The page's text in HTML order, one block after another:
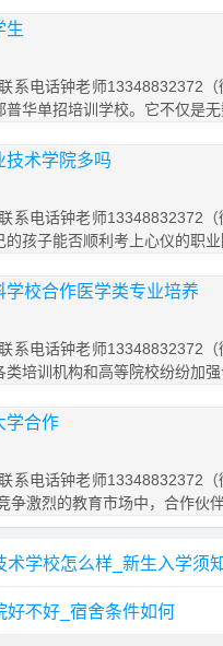
生
系电话钟老师13348832372（
华单招培训学校。它不仅是
技术学院多吗
系电话钟老师13348832372
孩子能否顺利考上心仪的职
校合作医学类专业培养
系电话钟老师13348832372
培训机构和高等院校纷纷加
学合作
系电话钟老师13348832372
争激烈的教育市场中，合作伙
术学校怎么样_新生入学须
好不好_宿舍条件如何